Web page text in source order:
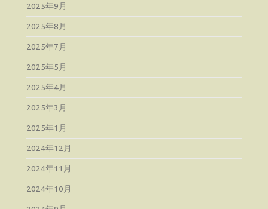
2025年9月
2025年8月
2025年7月
2025年5月
2025年4月
2025年3月
2025年1月
2024年12月
2024年11月
2024年10月